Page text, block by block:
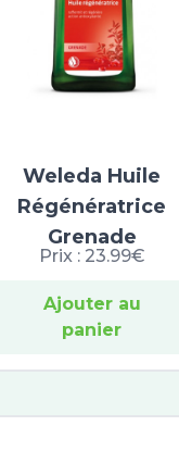
Weleda Huile
Régénératrice
Grenade
Prix : 23.99€
Ajouter au
panier